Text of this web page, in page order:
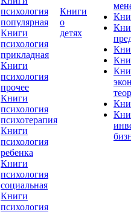
психология
популярная
Книги
психология
прикладная
Книги
психология
прочее
Книги
психология
психотерапия
Книги
психология
ребенка
Книги
психология
социальная
Книги
психология
Книги
о
детях